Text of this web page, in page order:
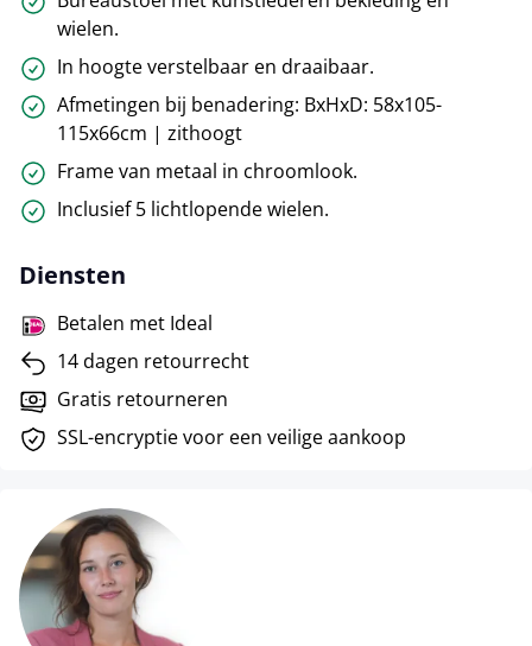
wielen.
In hoogte verstelbaar en draaibaar.
Afmetingen bij benadering: BxHxD: 58x105-
115x66cm | zithoogt
Frame van metaal in chroomlook.
Inclusief 5 lichtlopende wielen.
Diensten
Betalen met Ideal
14 dagen retourrecht
Gratis retourneren
SSL-encryptie voor een veilige aankoop